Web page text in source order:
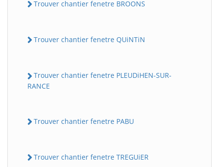
Trouver chantier fenetre BROONS
Trouver chantier fenetre QUiNTiN
Trouver chantier fenetre PLEUDiHEN-SUR-
RANCE
Trouver chantier fenetre PABU
Trouver chantier fenetre TREGUiER